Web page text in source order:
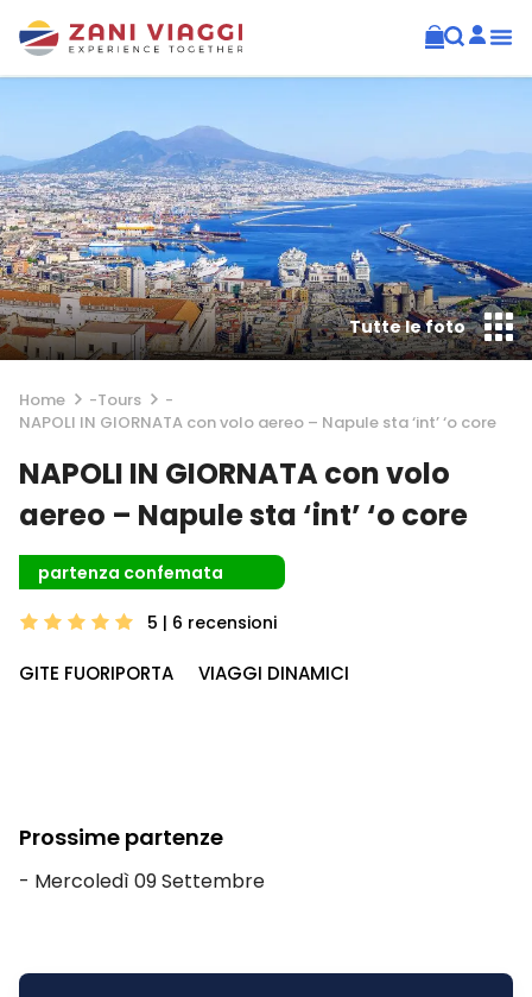
Home -Tours
-
NAPOLI IN GIORNATA con volo aereo – Napule sta ‘int’ ‘o core
NAPOLI IN GIORNATA con volo
aereo – Napule sta ‘int’ ‘o core
partenza confemata
5 | 6 recensioni
GITE FUORIPORTA VIAGGI DINAMICI
Tutte le foto
Prossime partenze
- Mercoledì 09 Settembre